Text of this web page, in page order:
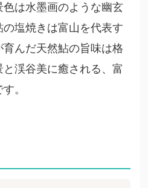
は水墨画のような幽玄
塩焼きは富山を代表す
んだ天然鮎の旨味は格
渓谷美に癒される、富
。